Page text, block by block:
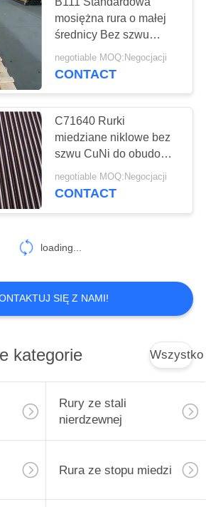
mosiężna rura o małej
średnicy Bez szwu
mosiężna rura ze stopu
C61400
negotiable MOQ:Negocjacji
CONTACT
C71640 Rurki
miedziane niklowe bez
szwu CuNi do obudowy
wymiennika ciepła
negotiable MOQ:Negocjacji
CONTACT
loading...
SIĘ Z NAMI!
kategorie Wszystko
Rury ze stali
nierdzewnej
Rura ze stopu miedzi